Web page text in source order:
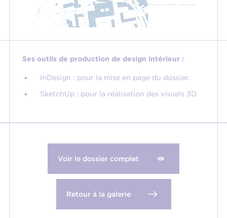
Ses outils de production de design intérieur :
InDesign : pour la mise en page du dossier.
SketchUp : pour la réalisation des visuels 3D.
Voir le dossier complet
Retour à la galerie